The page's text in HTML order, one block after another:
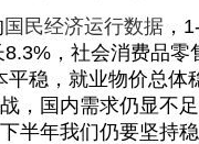
国民经济运行数据 ，
，社会消费品
稳，就业物价总体
，国内需求仍显不
半年我们仍要坚持